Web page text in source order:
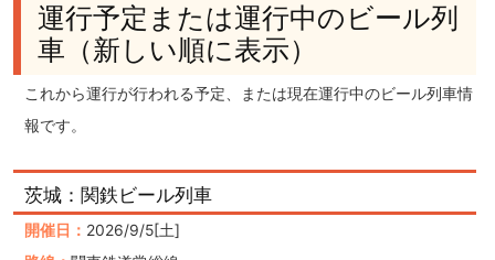
運行予定または運行中のビール列
車（新しい順に表示）
これから運行が行われる予定、または現在運行中のビール列車情
報です。
茨城：関鉄ビール列車
開催日： 2026/9/5[土]